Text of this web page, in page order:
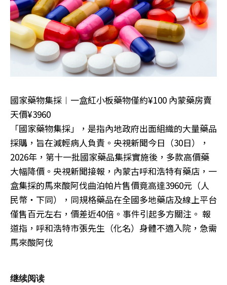
國家藥物集採︱一盒紅小板藥物僅約¥100 內蒙藥房賣
天價¥3960
「國家藥物集採」，是指內地政府出面組織的大量藥品
採購，旨在減輕病人負責。央視新聞今日（30日），
2026年，第十一批國家藥品集採實施後，多款高價藥
大幅降價。央視新聞接報，內蒙古呼和浩特有藥店，一
盒集採的馬來酸阿伐曲泊帕片售價竟高達3960元（人
民幣‧下同），同規格藥品在全國多地藥店及線上平台
僅售百元左右，價差近40倍。事件引起多方關注。 報
道指，呼和浩特市張先生（化名）身體不適入院，急需
馬來酸阿伐
继续阅读